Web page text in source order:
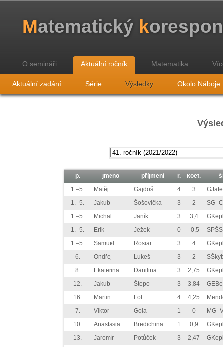
Matematický k
O semináři Aktuální ročník Matematika
Aktuální zadání Série Výsledky Okolo Náboje
p. jméno příjmení r. koef.
1.–5.
Matěj Gajdoš 4 3
1.–5.
Jakub Šošovička 3 2
1.–5.
Michal Janík 3 3,4
1.–5.
Erik Ježek 0 -0,5
1.–5.
Samuel Rosiar 3 4
6.
Ondřej Lukeš 3 2
8.
Ekaterina Danilina 3 2,75
12.
Jakub Štepo 3 3,84
16.
Martin Fof 4 4,25
7.
Viktor Gola 1 0
10.
Anastasia Bredichina 1 0,9
13.
Jaromír Potůček 3 2,47